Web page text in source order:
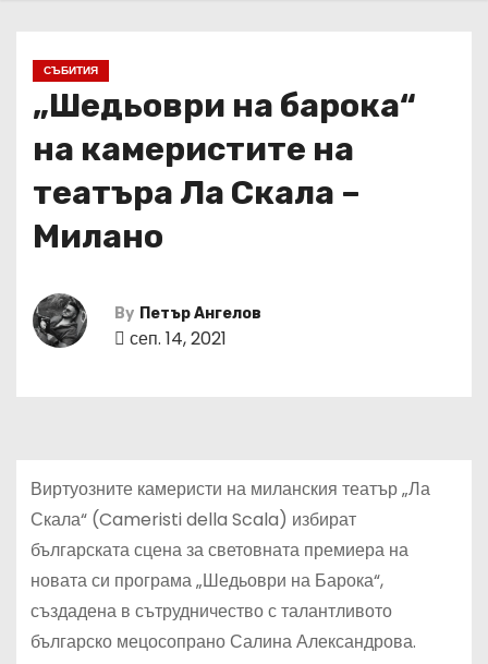
СЪБИТИЯ
„Шедьоври на барока“
на камеристите на
театъра Ла Скала –
Милано
By Петър Ангелов
сеп. 14, 2021
Виртуозните камеристи на миланския театър „Ла
Скала“ (Cameristi della Scala) избират
българската сцена за световната премиера на
новата си програма „Шедьоври на Барока“,
създадена в сътрудничество с талантливото
българско мецосопрано Салина Александрова.